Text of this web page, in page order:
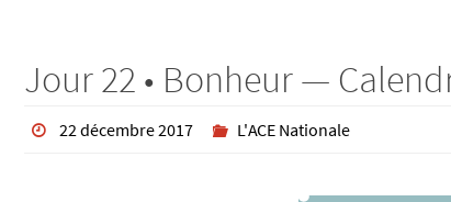
Jour 22 • Bonheur —
22 décembre 2017 L'ACE Nationale